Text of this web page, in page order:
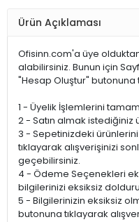
Ürün Açıklaması
Ofisinn.com'a üye
alabilirsiniz. Bunun için
"Hesap Oluştur" butonuna
1 - Üyelik İşlemlerini
2 - Satın almak
3 - Sepetinizdeki
tıklayarak alışverişinizi
geçebilirsiniz.
4 - Ödeme Seçenekleri
bilgilerinizi eksiksiz
5 - Bilgilerinizin eksiksiz
butonuna tıklayarak